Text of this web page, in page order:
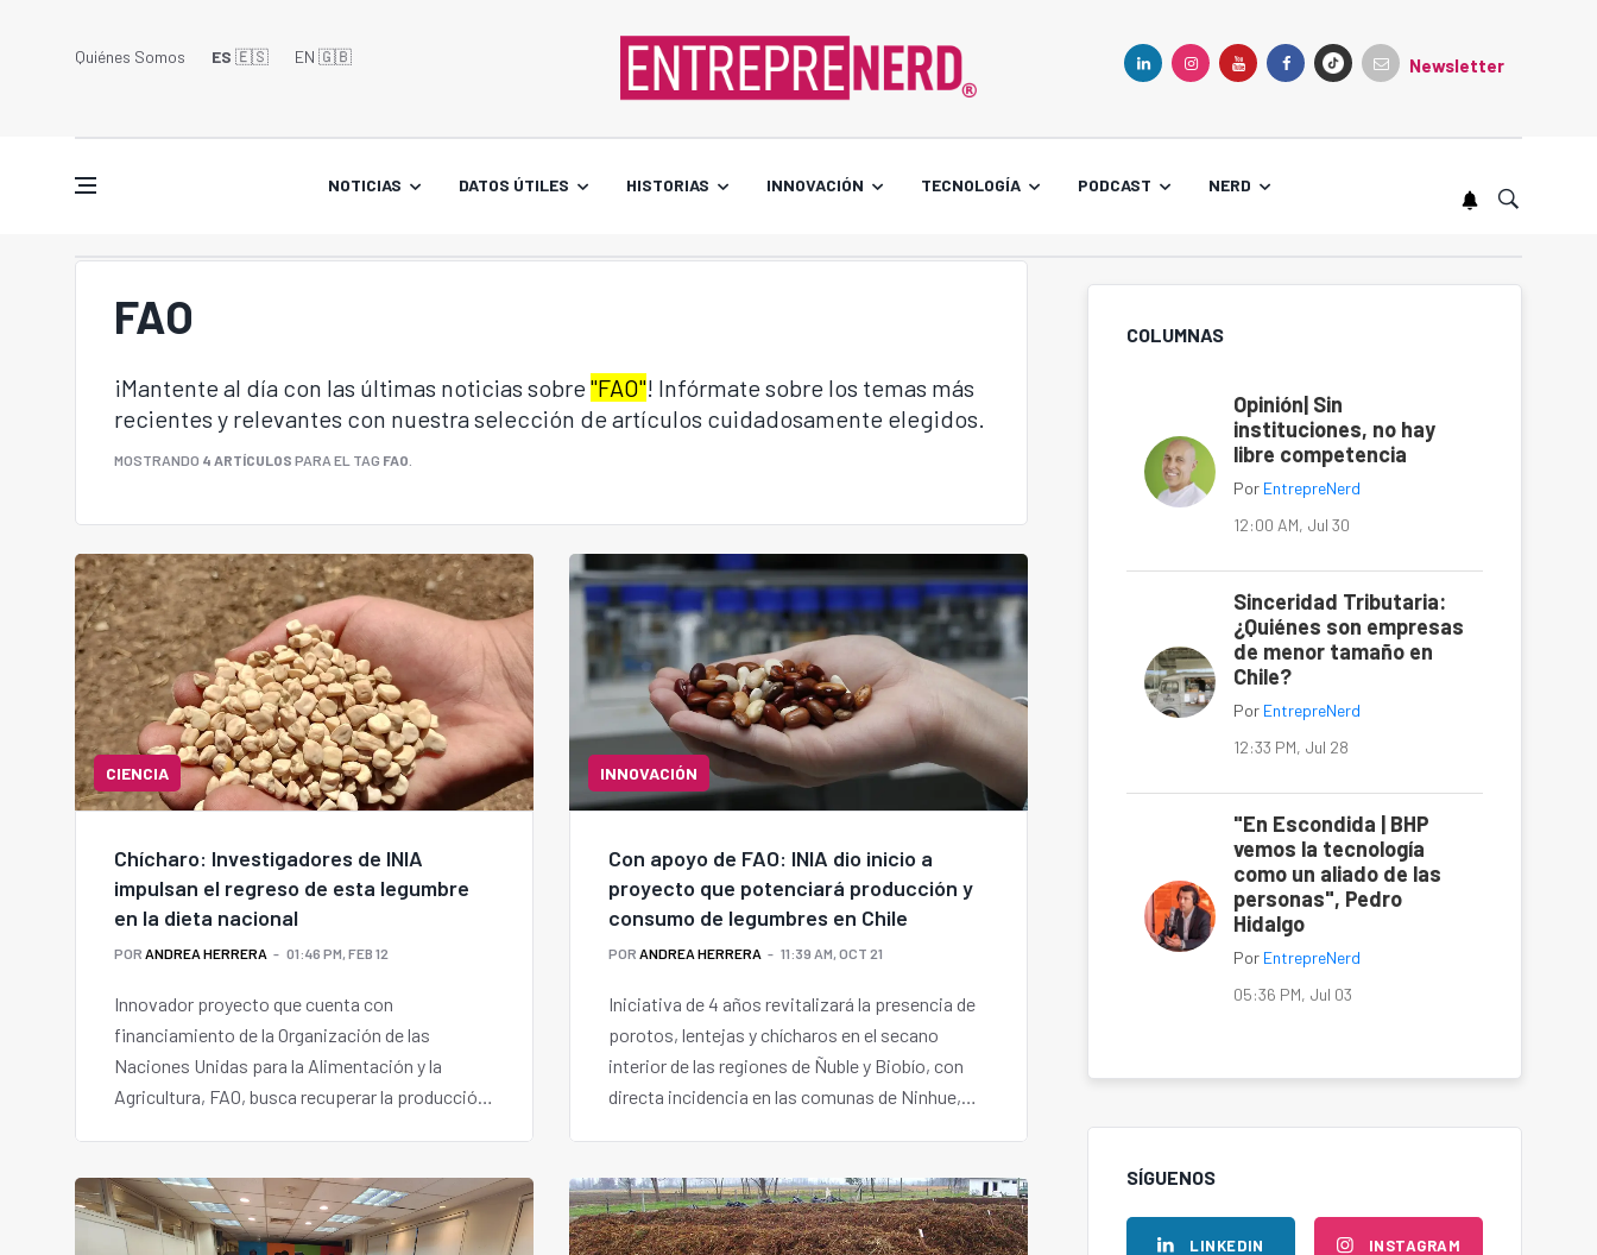
Quiénes Somos ES 🇪🇸 EN 🇬🇧󠁢󠁥󠁮󠁧󠁿 Newsletter
NOTICIAS DATOS ÚTILES HISTORIAS INNOVACIÓN TECNOLOGÍA PODCAST NERD
FAO
¡Mantente al día con las últimas noticias sobre "FAO"! Infórmate sobre los temas más
recientes y relevantes con nuestra selección de artículos cuidadosamente elegidos.
MOSTRANDO 4 ARTÍCULOS PARA EL TAG FAO
CIENCIA
Chícharo: Investigadores de INIA
impulsan el regreso de esta legumbre
en la dieta nacional
POR ANDREA HERRERA 01:46 PM, FEB 12
Innovador proyecto que cuenta con
financiamiento de la Organización de las
Naciones Unidas para la Alimentación y la
Agricultura, FAO, busca recuperar la producción
esta leguminosa de grano y su resiliencia al
cambio climático.
INNOVACIÓN
Con apoyo de FAO: INIA dio inicio a
proyecto que potenciará producción y
consumo de legumbres en Chile
POR ANDREA HERRERA 11:39 AM, OCT 21
Iniciativa de 4 años revitalizará la presencia de
porotos, lentejas y chícharos en el secano
interior de las regiones de Ñuble y Biobío, con
directa incidencia en las comunas de Ninhue,
COLUMNAS
Opinión| Sin
instituciones, no hay
libre competencia
Por EntrepreNerd
12:00 AM, Jul 30
Sinceridad Tributaria:
¿Quiénes son empresas
de menor tamaño en
Chile?
Por EntrepreNerd
12:33 PM, Jul 28
"En Escondida | BHP
vemos la tecnología
como un aliado de las
personas", Pedro
Hidalgo
Por EntrepreNerd
05:36 PM, Jul 03
SÍGUENOS
LINKEDIN INSTAGRAM